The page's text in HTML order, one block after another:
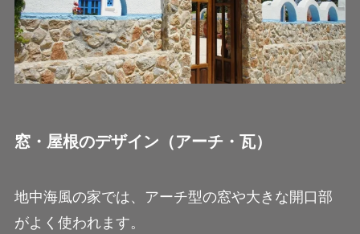
窓・屋根のデザイン（アーチ・瓦）
地中海風の家では、アーチ型の窓や大きな開口部
がよく使われます。